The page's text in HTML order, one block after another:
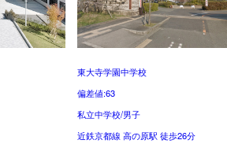
東大寺学園中学校
偏差値:63
私立中学校/男子
近鉄京都線 高の原駅 徒歩26分